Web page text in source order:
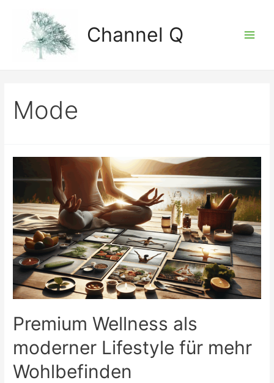
springen
Channel Q
Mode
Premium Wellness als
moderner Lifestyle für mehr
Wohlbefinden